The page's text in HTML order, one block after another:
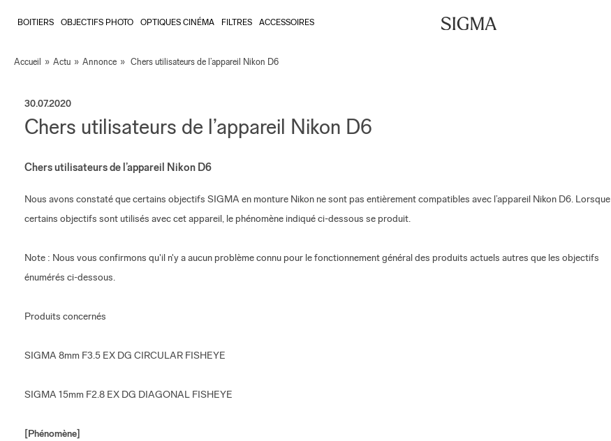
BOITIERS OBJECTIFS PHOTO OPTIQUES CINÉMA FILTRES ACCESSOIRES
Accueil » Actu » Annonce » Chers utilisateurs de l’appareil Nikon D6
30.07.2020
Chers utilisateurs de l’appareil Nikon D6
Chers utilisateurs de l’appareil Nikon D6
Nous avons constaté que certains objectifs SIGMA en monture Nikon ne sont pas entièrement compatibles avec l’appareil Nikon D6. Lorsque
certains objectifs sont utilisés avec cet appareil, le phénomène indiqué ci-dessous se produit.
Note : Nous vous confirmons qu'il n'y a aucun problème connu pour le fonctionnement général des produits actuels autres que les objectifs
énumérés ci-dessous.
Produits concernés
SIGMA 8mm F3.5 EX DG CIRCULAR FISHEYE
SIGMA 15mm F2.8 EX DG DIAGONAL FISHEYE
[Phénomène]